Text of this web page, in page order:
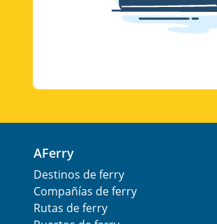
AFerry
Destinos de ferry
Compañías de ferry
Rutas de ferry